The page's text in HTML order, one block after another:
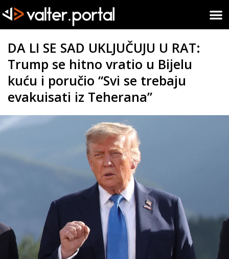
DA LI SE SAD UKLJUČUJU U RAT:
Trump se hitno vratio u Bijelu
kuću i poručio “Svi se trebaju
evakuisati iz Teherana”